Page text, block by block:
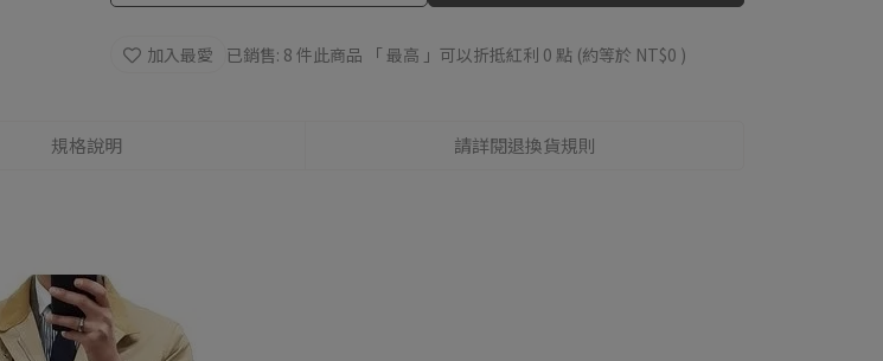
加入最愛 已銷售: 8 件此商品 「 最高 」可以折抵紅利 0 點 (約等於 NT$0 )
規格說明 請詳閱退換貨規則